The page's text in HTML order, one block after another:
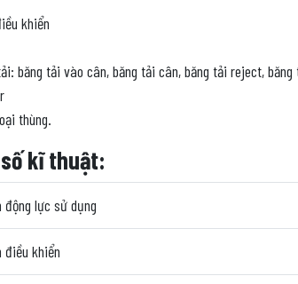
khiển
băng tải vào cân, băng tải cân, băng tải reject,
thùng.
kĩ thuật:
động lực sử dụng
điều khiển